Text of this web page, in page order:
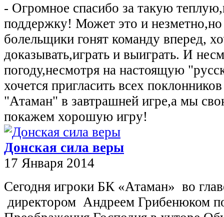
- Огромное спасибо за такую
поддержку! Может это и незметно,но
болельщики гонят команду вперед,
доказывать,играть и выиграть. И
погоду,несмотря на настоящую
хочется пригласить всех
"Атаман" в завтрашней игре,а мы
покажем хорошую игру!
Донская сила веры
17 Января 2014
Сегодня игроки БК «Атаман» во
директором Андреем Грибенюком